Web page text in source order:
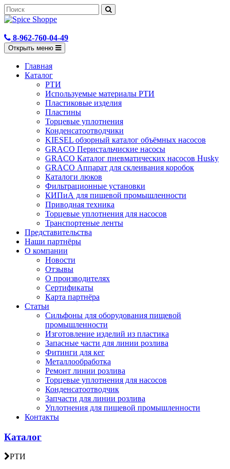
8-962-760-04-49
Открыть меню
Главная
Каталог
РТИ
Используемые материалы РТИ
Пластиковые изделия
Пластины
Торцевые уплотнения
Конденсатоотводчики
KIESEL обзорный каталог объёмных насосов
GRACO Перистальчиские насосы
GRACO Каталог пневматических насосов Husky
GRACO Аппарат для склеивания коробок
Каталоги люков
Фильтрационные установки
КИПиА для пищевой промышленности
Приводная техника
Торцевые уплотнения для насосов
Транспортеные ленты
Представительства
Наши партнёры
О компании
Новости
Отзывы
О производителях
Сертификаты
Карта партнёра
Статьи
Сильфоны для оборудования пищевой
промышленности
Изготовление изделий из пластика
Запасные части для линии розлива
Фитинги для кег
Металлообработка
Ремонт линии розлива
Торцевые уплотнения для насосов
Конденсатоотводчик
Запчасти для линии розлива
Уплотнения для пищевой промышленности
Контакты
Каталог
РТИ